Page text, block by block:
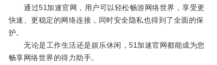
通过51加速官网，用户可以轻松畅游网络世界，享受更
快速、更稳定的网络连接，同时安全隐私也得到了全面的保
护。
无论是工作生活还是娱乐休闲，51加速官网都能成为您
畅享网络世界的得力助手。